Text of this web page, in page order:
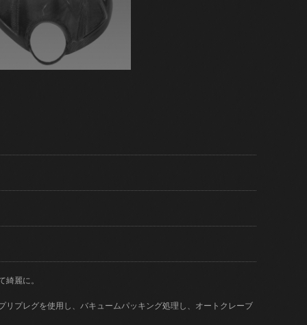
綺麗に。
リプレグを使用し、バキュームパッキング処理し、オートクレーブ